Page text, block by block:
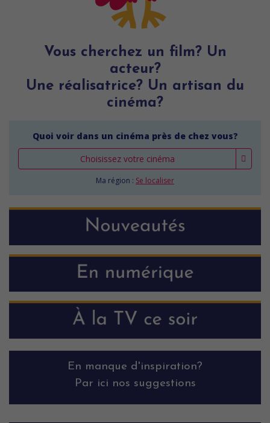
Vous cherchez un film? Un
acteur?
Une réalisatrice? Un artisan du
cinéma?
Quoi voir dans un cinéma près de chez vous?
Choisissez votre cinéma
Ma région : Se localiser
En manque d'inspiration?
Par ici nos suggestions